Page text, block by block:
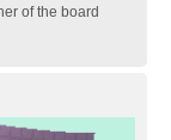
of the board